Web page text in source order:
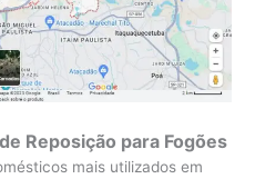
Reposição para Fogões
mais utilizados em